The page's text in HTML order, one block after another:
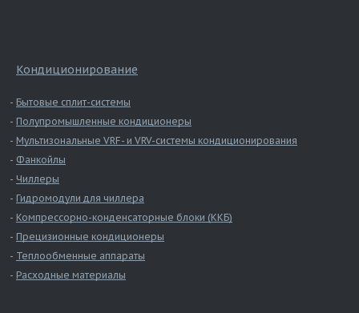
Кондиционирование
Бытовые сплит-системы
Полупромышленные кондиционеры
Мультизональные VRF- и VRV-системы кондиционирования
Фанкойлы
Чиллеры
Гидромодули для чиллера
Компрессорно-конденсаторные блоки (ККБ)
Прецизионные кондиционеры
Теплообменные аппараты
Расходные материалы